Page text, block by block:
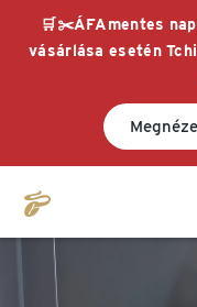
🛒✂️ÁFAmentes
vásárlása esetén